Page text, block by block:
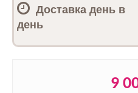
Доставка день в
день
9